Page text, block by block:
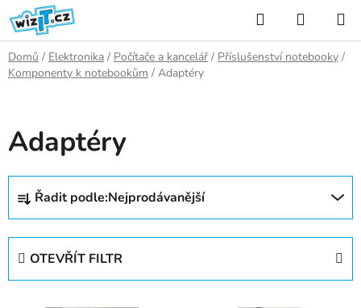
Přejít
na
obsah
Hledat
KOŠÍK
Domů / Elektronika / Počítače a kancelář / Příslušenství notebooky /
Komponenty k notebookům / Adaptéry
Adaptéry
Ř
z
Řadit podle:Nejprodávanější
OTEVŘÍT FILTR